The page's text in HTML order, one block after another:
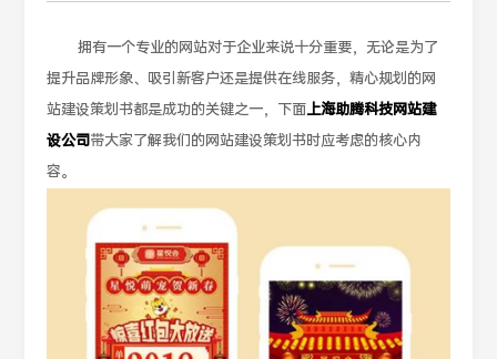
拥有一个专业的网站对于企业来说十分重要，无论是为了
提升品牌形象、吸引新客户还是提供在线服务，精心规划的网
站建设策划书都是成功的关键之一，下面上海助腾科技网站建
设公司带大家了解我们的网站建设策划书时应考虑的核心内
容。